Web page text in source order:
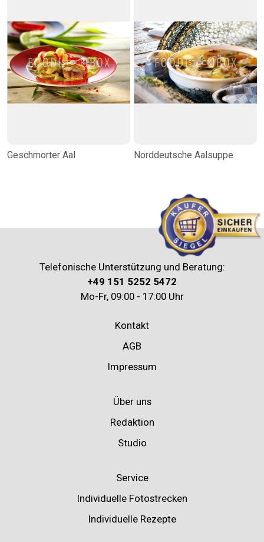
Geschmorter Aal Norddeutsche Aalsuppe
Telefonische Unterstützung und Beratung:
+49 151 5252 5472
Mo-Fr, 09:00 - 17:00 Uhr
Kontakt
AGB
Impressum
Über uns
Redaktion
Studio
Service
Individuelle Fotostrecken
Individuelle Rezepte